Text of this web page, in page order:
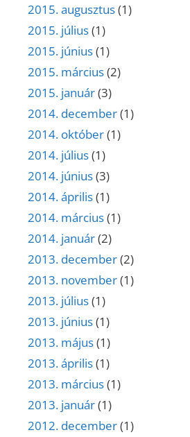
2015. augusztus(1)
2015. július(1)
2015. június(1)
2015. március(2)
2015. január(3)
2014. december(1)
2014. október(1)
2014. július(1)
2014. június(3)
2014. április(1)
2014. március(1)
2014. január(2)
2013. december(2)
2013. november(1)
2013. július(1)
2013. június(1)
2013. május(1)
2013. április(1)
2013. március(1)
2013. január(1)
2012. december(1)